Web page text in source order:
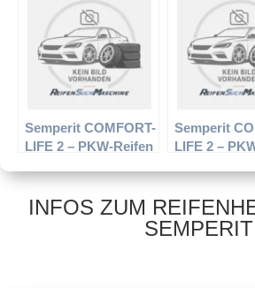
Semperit COMFORT-
LIFE 2 – PKW-Reifen
Sommerreifen
Semperit
LIFE 2 –
INFOS ZUM
SEMPERIT